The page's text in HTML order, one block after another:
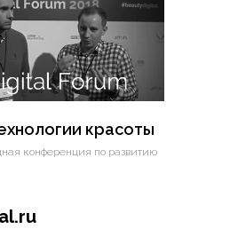
красоты
конференция по развитию